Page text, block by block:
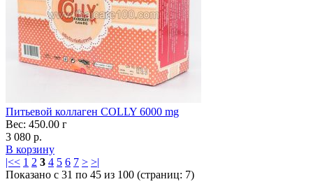
Питьевой коллаген COLLY 6000 mg
Вес: 450.00 г
3 080 р.
В корзину
|<< 1 2 3 4 5 6 7 > >|
Показано с 31 по 45 из 100 (страниц: 7)